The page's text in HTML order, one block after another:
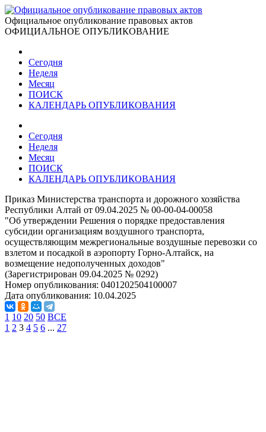
Официальное опубликование правовых актов
ОФИЦИАЛЬНОЕ ОПУБЛИКОВАНИЕ
Сегодня
Неделя
Месяц
ПОИСК
КАЛЕНДАРЬ ОПУБЛИКОВАНИЯ
Сегодня
Неделя
Месяц
ПОИСК
КАЛЕНДАРЬ ОПУБЛИКОВАНИЯ
Приказ Министерства транспорта и дорожного хозяйства
Республики Алтай от 09.04.2025 № 00-00-04-00058
"Об утверждении Решения о порядке предоставления
субсидии организациям воздушного транспорта,
осуществляющим межрегиональные воздушные перевозки со
взлетом и посадкой в аэропорту Горно-Алтайск, на
возмещение недополученных доходов"
(Зарегистрирован 09.04.2025 № 0292)
Номер опубликования: 0401202504100007
Дата опубликования: 10.04.2025
1 10 20 50 ВСЕ
1 2 3 4 5 6 ... 27